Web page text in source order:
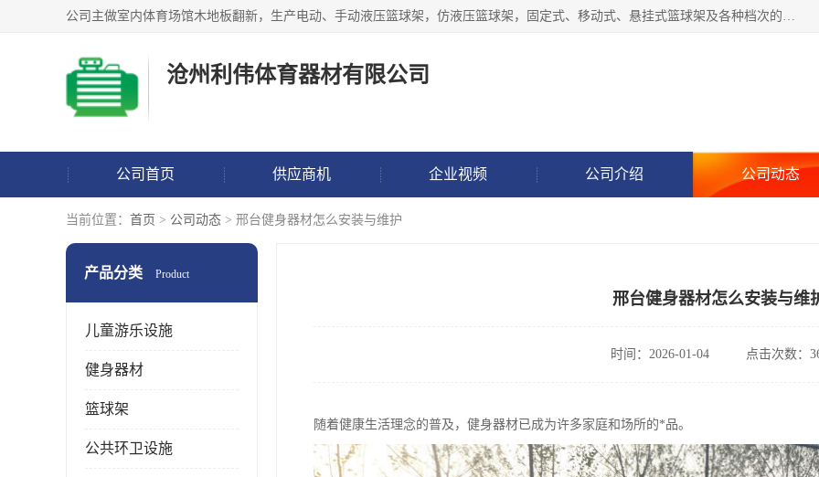
公司主做室内体育场馆木地板翻新，生产电动、手动液压篮球架，仿液压篮球架，固定式、移动式、悬挂式篮球架及各种档次的篮球板，乒乓球台、网球柱、排球柱、羽毛球柱、足球门，各种体操、田径器材等体育器材。
沧州利伟体育器材有限公司
公司首页 供应商机 企业视频 公司介绍 公司动态
当前位置： 首页 > 公司动态 > 邢台健身器材怎么安装与维护
产品分类 Product
儿童游乐设施
健身器材
篮球架
公共环卫设施
邢台健身器材怎么安装与维
时间：2026-01-04 点击次数：
随着健康生活理念的普及，健身器材已成为许多家庭和场所的*品。